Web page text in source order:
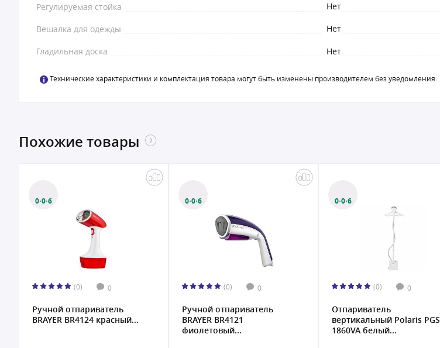
Регулируемая стойка Нет
Вешалка для одежды Нет
Гладильная доска Нет
Технические характеристики и комплектация товара могут быть изменены производителем без уведомления.
Похожие товары
0·0·6
(0) 0
Ручной отпариватель
BRAYER BR4124 красный...
0·0·6
(0) 0
Ручной отпариватель
BRAYER BR4121
фиолетовый...
0·0·6
(0) 0
Отпариватель
вертикальный Polaris PGS
1860VA белый...